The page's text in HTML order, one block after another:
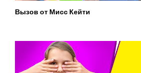
Вызов от Мисс Кейти